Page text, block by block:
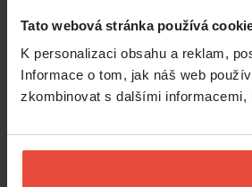
Tato webová stránka používá
K personalizaci obsahu a reklam,
Informace o tom, jak náš web
zkombinovat s dalšími